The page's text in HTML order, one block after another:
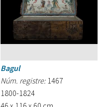
Bagul
Núm. registre: 1467
1800-1824